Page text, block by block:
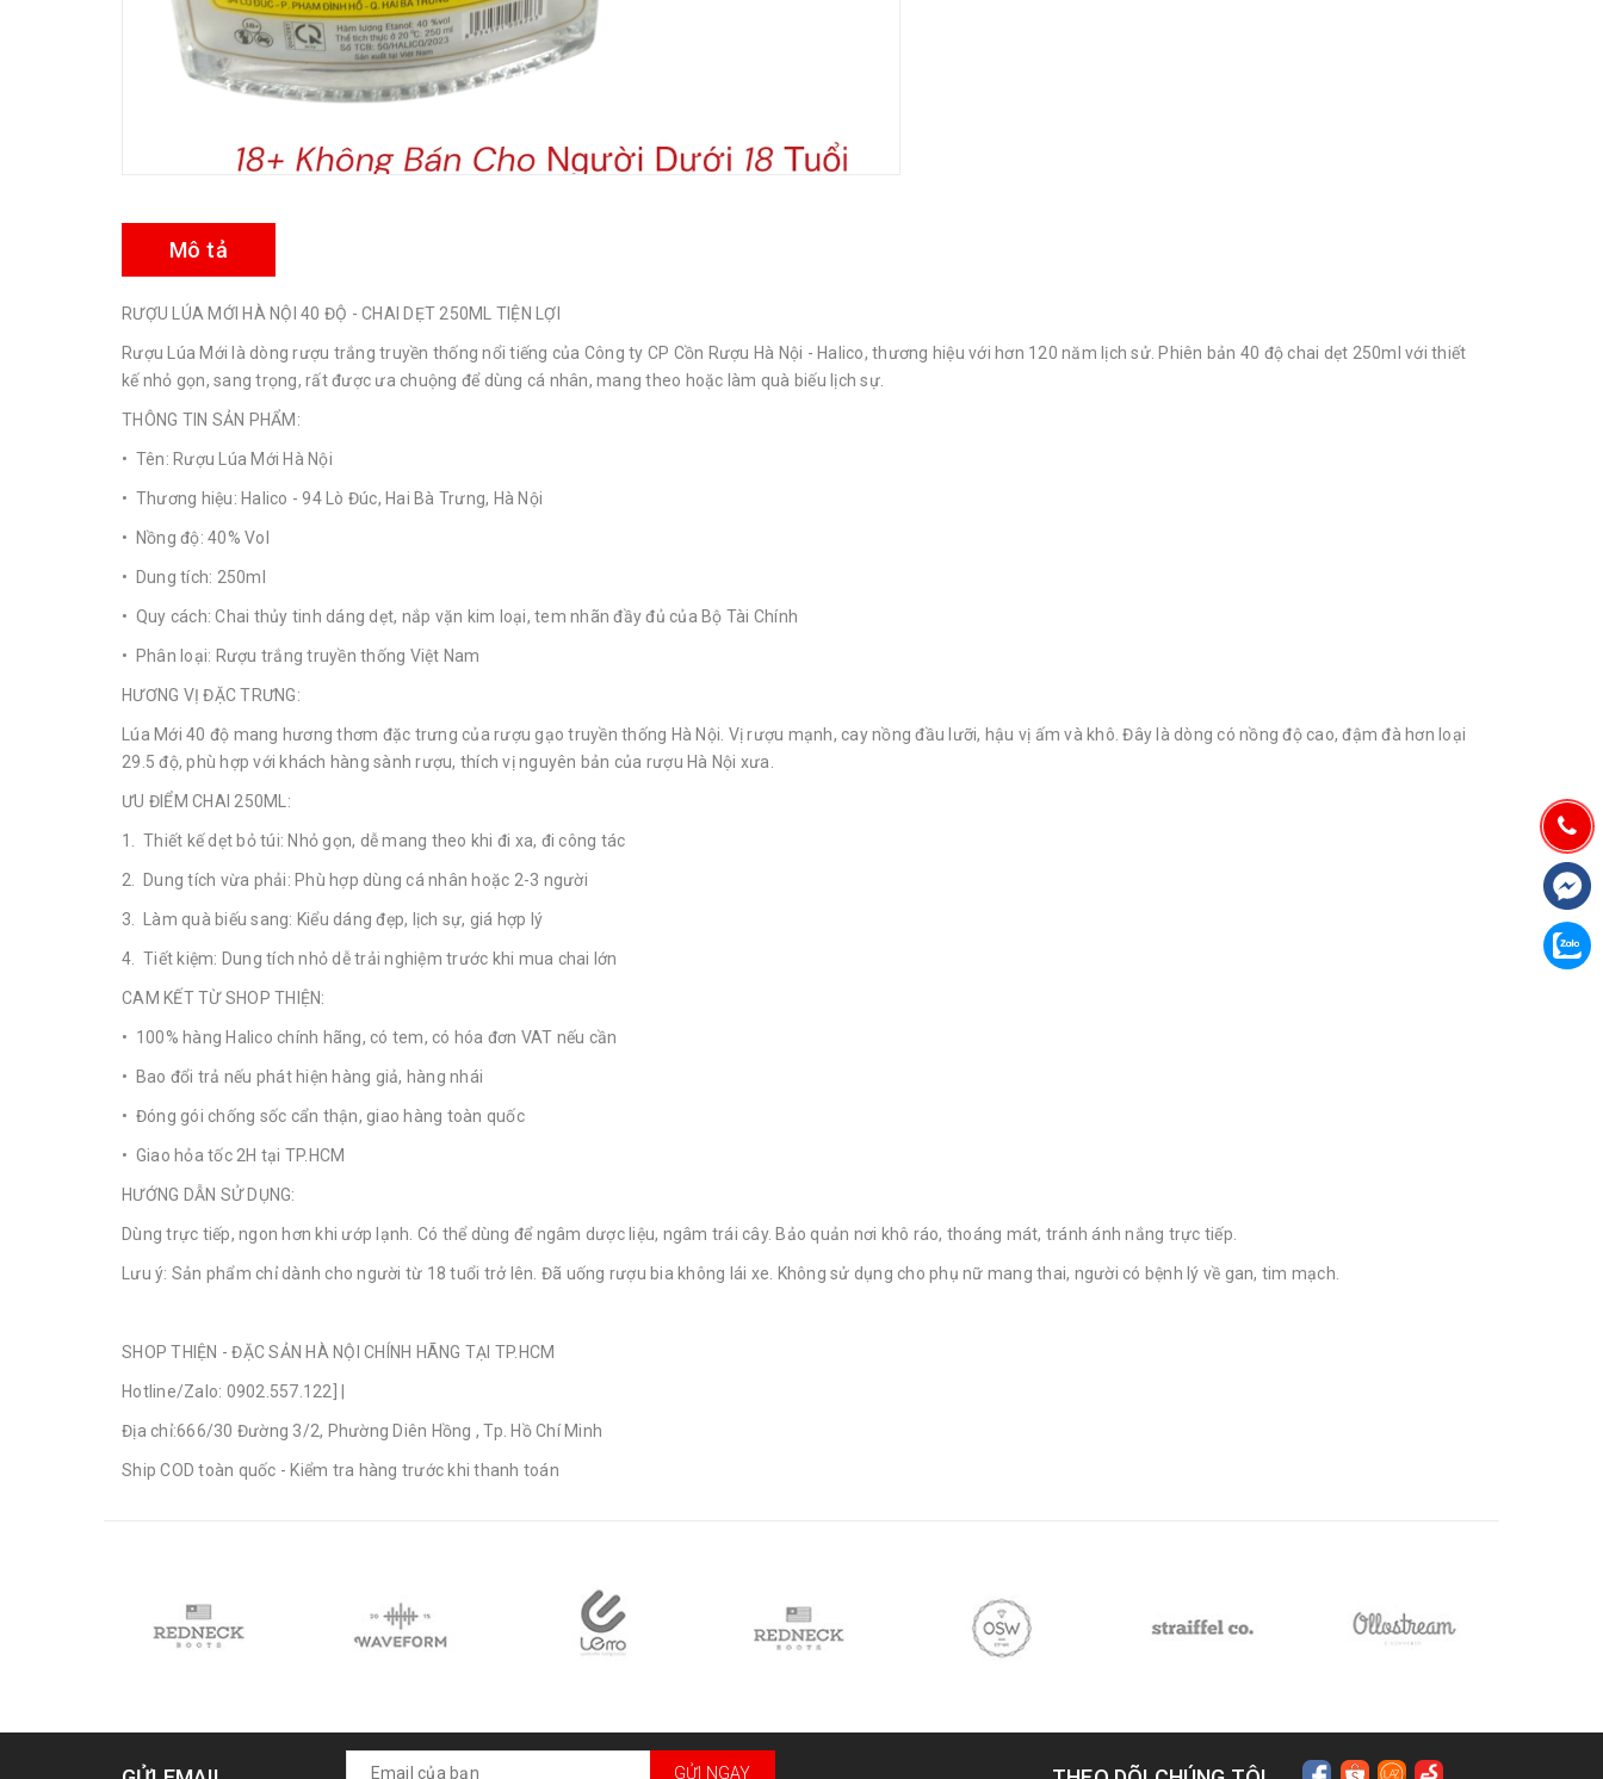
Mô tả
RƯỢU LÚA MỚI HÀ NỘI 40 ĐỘ - CHAI DẸT 250ML TIỆN LỢI
Rượu Lúa Mới là dòng rượu trắng truyền thống nổi tiếng của Công ty CP Cồn Rượu Hà Nội - Halico, thương hiệu với hơn 120 năm lịch sử. Phiên bản 40 độ chai dẹt 250ml với thiết
kế nhỏ gọn, sang trọng, rất được ưa chuộng để dùng cá nhân, mang theo hoặc làm quà biếu lịch sự.
THÔNG TIN SẢN PHẨM:
• Tên: Rượu Lúa Mới Hà Nội
• Thương hiệu: Halico - 94 Lò Đúc, Hai Bà Trưng, Hà Nội
• Nồng độ: 40% Vol
• Dung tích: 250ml
• Quy cách: Chai thủy tinh dáng dẹt, nắp vặn kim loại, tem nhãn đầy đủ của Bộ Tài Chính
• Phân loại: Rượu trắng truyền thống Việt Nam
HƯƠNG VỊ ĐẶC TRƯNG:
Lúa Mới 40 độ mang hương thơm đặc trưng của rượu gạo truyền thống Hà Nội. Vị rượu mạnh, cay nồng đầu lưỡi, hậu vị ấm và khô. Đây là dòng có nồng độ cao, đậm đà hơn loại
29.5 độ, phù hợp với khách hàng sành rượu, thích vị nguyên bản của rượu Hà Nội xưa.
ƯU ĐIỂM CHAI 250ML:
1. Thiết kế dẹt bỏ túi: Nhỏ gọn, dễ mang theo khi đi xa, đi công tác
2. Dung tích vừa phải: Phù hợp dùng cá nhân hoặc 2-3 người
3. Làm quà biếu sang: Kiểu dáng đẹp, lịch sự, giá hợp lý
4. Tiết kiệm: Dung tích nhỏ dễ trải nghiệm trước khi mua chai lớn
CAM KẾT TỪ SHOP THIỆN:
• 100% hàng Halico chính hãng, có tem, có hóa đơn VAT nếu cần
• Bao đổi trả nếu phát hiện hàng giả, hàng nhái
• Đóng gói chống sốc cẩn thận, giao hàng toàn quốc
• Giao hỏa tốc 2H tại TP.HCM
HƯỚNG DẪN SỬ DỤNG:
Dùng trực tiếp, ngon hơn khi ướp lạnh. Có thể dùng để ngâm dược liệu, ngâm trái cây. Bảo quản nơi khô ráo, thoáng mát, tránh ánh nắng trực tiếp.
Lưu ý: Sản phẩm chỉ dành cho người từ 18 tuổi trở lên. Đã uống rượu bia không lái xe. Không sử dụng cho phụ nữ mang thai, người có bệnh lý về gan, tim mạch.
SHOP THIỆN - ĐẶC SẢN HÀ NỘI CHÍNH HÃNG TẠI TP.HCM
Hotline/Zalo: 0902.557.122] |
Địa chỉ:666/30 Đường 3/2, Phường Diên Hồng , Tp. Hồ Chí Minh
Ship COD toàn quốc - Kiểm tra hàng trước khi thanh toán
GỬI NGAY